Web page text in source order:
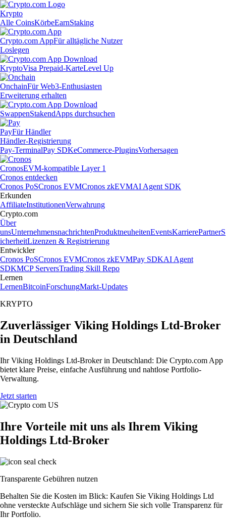
Krypto
Alle CoinsKörbeEarnStaking
Crypto.com AppFür alltägliche Nutzer
Loslegen
KryptoVisa Prepaid-KarteLevel Up
OnchainFür Web3-Enthusiasten
Erweiterung erhalten
SwappenStakendApps durchsuchen
PayFür Händler
Händler-Registrierung
Pay-TerminalPay SDKeCommerce-PluginsVorhersagen
CronosEVM-kompatible Layer 1
Cronos entdecken
Cronos PoSCronos EVMCronos zkEVMAI Agent SDK
Erkunden
AffiliateInstitutionenVerwahrung
Crypto.com
Über
unsUnternehmensnachrichtenProduktneuheitenEventsKarrierePartnerS
icherheitLizenzen & Registrierung
Entwickler
Cronos PoSCronos EVMCronos zkEVMPay SDKAI Agent
SDKMCP ServersTrading Skill Repo
Lernen
LernenBitcoinForschungMarkt-Updates
KRYPTO
Zuverlässiger Viking Holdings Ltd-Broker
in Deutschland
Ihr Viking Holdings Ltd-Broker in Deutschland: Die Crypto.com App
bietet klare Preise, einfache Ausführung und nahtlose Portfolio-
Verwaltung.
Jetzt starten
Ihre Vorteile mit uns als Ihrem Viking
Holdings Ltd-Broker
Transparente Gebühren nutzen
Behalten Sie die Kosten im Blick: Kaufen Sie Viking Holdings Ltd
ohne versteckte Aufschläge und sichern Sie sich volle Transparenz für
Ihr Portfolio.